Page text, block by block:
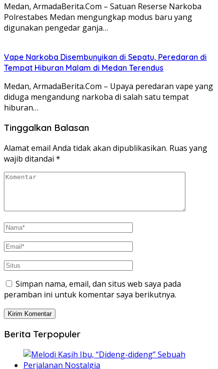
Medan, ArmadaBerita.Com – Satuan Reserse Narkoba
Polrestabes Medan mengungkap modus baru yang
digunakan pengedar ganja…
Vape Narkoba Disembunyikan di Sepatu, Peredaran di
Tempat Hiburan Malam di Medan Terendus
Medan, ArmadaBerita.Com – Upaya peredaran vape yang
diduga mengandung narkoba di salah satu tempat
hiburan…
Tinggalkan Balasan
Alamat email Anda tidak akan dipublikasikan. Ruas yang
wajib ditandai *
Simpan nama, email, dan situs web saya pada
peramban ini untuk komentar saya berikutnya.
Berita Terpopuler